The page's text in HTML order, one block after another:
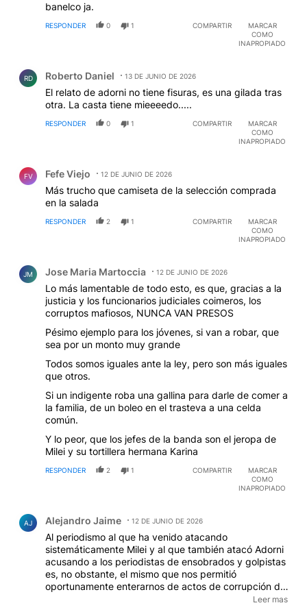
banelco ja.
RESPONDER 0 1 COMPARTIR
MARCAR
COMO
INAPROPIADO
RD Roberto Daniel 13 DE JUNIO DE 2026
El relato de adorni no tiene fisuras, es una gilada tras
otra. La casta tiene mieeeedo.....
RESPONDER 0 1 COMPARTIR
MARCAR
COMO
INAPROPIADO
FV Fefe Viejo 12 DE JUNIO DE 2026
Más trucho que camiseta de la selección comprada
en la salada
RESPONDER 2 1 COMPARTIR
MARCAR
COMO
INAPROPIADO
JM Jose Maria Martoccia 12 DE JUNIO DE 2026
Lo más lamentable de todo esto, es que, gracias a la
justicia y los funcionarios judiciales coimeros, los
corruptos mafiosos, NUNCA VAN PRESOS
Pésimo ejemplo para los jóvenes, si van a robar, que
sea por un monto muy grande
Todos somos iguales ante la ley, pero son más iguales
que otros.
Si un indigente roba una gallina para darle de comer a
la familia, de un boleo en el trasteva a una celda
común.
Y lo peor, que los jefes de la banda son el jeropa de
Milei y su tortillera hermana Karina
RESPONDER 2 1 COMPARTIR
MARCAR
COMO
INAPROPIADO
AJ Alejandro Jaime 12 DE JUNIO DE 2026
Al periodismo al que ha venido atacando
sistemáticamente Milei y al que también atacó Adorni
acusando a los periodistas de ensobrados y golpistas
es, no obstante, el mismo que nos permitió
oportunamente enterarnos de actos de corrupción de
todos los gobiernos anteriores, incluyendo a los deLeer mas